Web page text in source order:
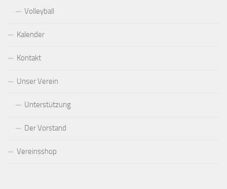
Volleyball
Kalender
Kontakt
Unser Verein
Unterstützung
Der Vorstand
Vereinsshop